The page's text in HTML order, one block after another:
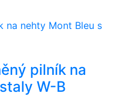
pilník na
W-B